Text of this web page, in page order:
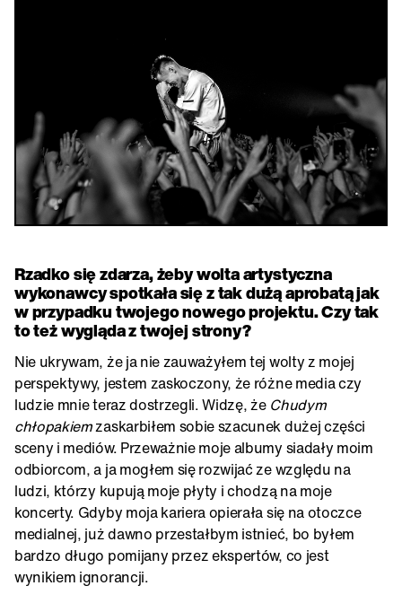
Rzadko się zdarza, żeby wolta artystyczna
wykonawcy spotkała się z tak dużą aprobatą jak
w przypadku twojego nowego projektu. Czy tak
to też wygląda z twojej strony?
Nie ukrywam, że ja nie zauważyłem tej wolty z mojej
perspektywy, jestem zaskoczony, że różne media czy
ludzie mnie teraz dostrzegli. Widzę, że Chudym
chłopakiemzaskarbiłem sobie szacunek dużej części
sceny i mediów. Przeważnie moje albumy siadały moim
odbiorcom, a ja mogłem się rozwijać ze względu na
ludzi, którzy kupują moje płyty i chodzą na moje
koncerty. Gdyby moja kariera opierała się na otoczce
medialnej, już dawno przestałbym istnieć, bo byłem
bardzo długo pomijany przez ekspertów, co jest
wynikiem ignorancji.